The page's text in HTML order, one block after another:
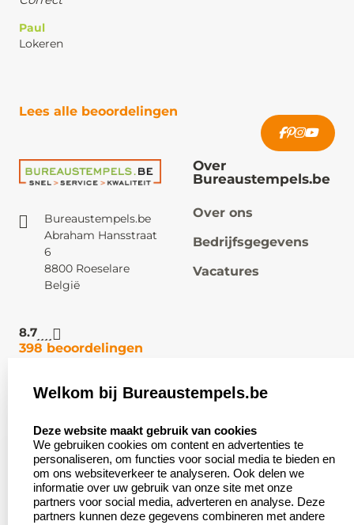
Paul
Lokeren
Lees alle beoordelingen
Bureaustempels.be
Abraham Hansstraat
6
8800 Roeselare
België
8.7
398 beoordelingen
Over
Bureaustempels.be
Over ons
Bedrijfsgegevens
Vacatures
Klantenservice:
Contact
Veel gestelde vragen
Retourneren
Herroepingsrecht
Zakelijk:
Aanvraag op maat
Wederverkoper
worden
Betaling &
Verzending
Welkom bij Bureaustempels.be
Deze website maakt gebruik van cookies
We gebruiken cookies om content en advertenties te
personaliseren, om functies voor social media te bieden en
om ons websiteverkeer te analyseren. Ook delen we
informatie over uw gebruik van onze site met onze
partners voor social media, adverteren en analyse. Deze
partners kunnen deze gegevens combineren met andere